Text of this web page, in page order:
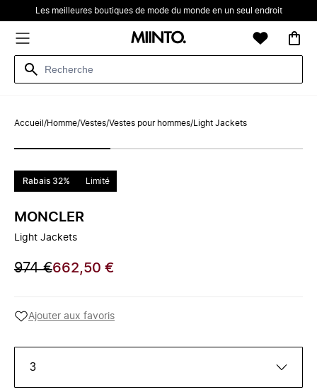
Les meilleures boutiques de mode du monde en un seul endroit
Accueil /Homme/Vestes/Vestes pour hommes/ Light Jackets
Rabais 32% Limité
MONCLER
Light Jackets
974 €662,50 €
Ajouter aux favoris
3